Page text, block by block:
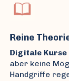
Reine
Digitale Kurse
aber keine
Handgriffe